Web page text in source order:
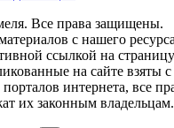
Все права защищены.
с нашего
ссылкой на
на сайте взяты
интернета, все
их законным владельцам.